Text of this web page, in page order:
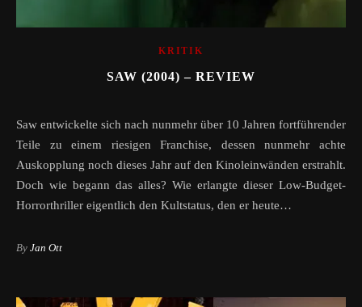
KRITIK
SAW (2004) – REVIEW
Saw entwickelte sich nach nunmehr über 10 Jahren fortführender
Teile zu einem riesigen Franchise, dessen nunmehr achte
Auskopplung noch dieses Jahr auf den Kinoleinwänden erstrahlt.
Doch wie begann das alles? Wie erlangte dieser Low-Budget-
Horrorthriller eigentlich den Kultstatus, den er heute…
By Jan Ott